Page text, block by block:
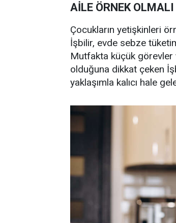
AİLE ÖRNEK OLMALI
Çocukların yetişkinleri
İşbilir, evde sebze
Mutfakta küçük görevler
olduğuna dikkat çeken
yaklaşımla kalıcı hale